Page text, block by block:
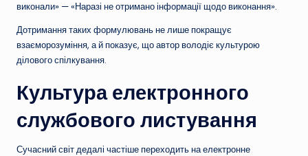
виконали» — «Наразі не отримано інформації щодо виконання».
Дотримання таких формулювань не лише покращує
взаєморозуміння, а й показує, що автор володіє культурою
ділового спілкування.
Культура електронного
службового листування
Сучасний світ дедалі частіше переходить на електронне